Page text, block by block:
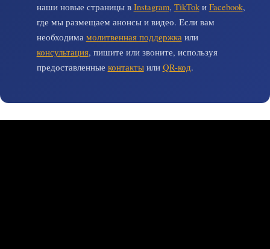
наши новые страницы в Instagram, TikTokи Facebook,
где мы размещаем анонсы и видео. Если вам
необходима молитвенная поддержкаили
консультация, пишите или звоните, используя
предоставленные контактыили QR-код.